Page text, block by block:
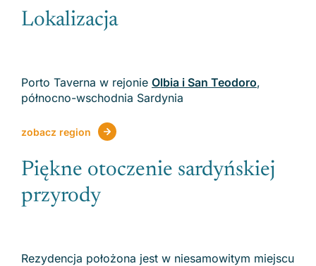
Lokalizacja
Porto Taverna w rejonie Olbia i San Teodoro,
północno-wschodnia Sardynia
zobacz region
Piękne otoczenie sardyńskiej
przyrody
Rezydencja położona jest w niesamowitym miejscu